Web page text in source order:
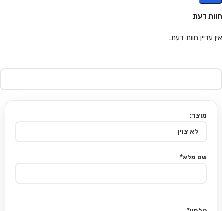
חוות דעת
אין עדיין חוות דעת.
מוצר:
שם מלא*